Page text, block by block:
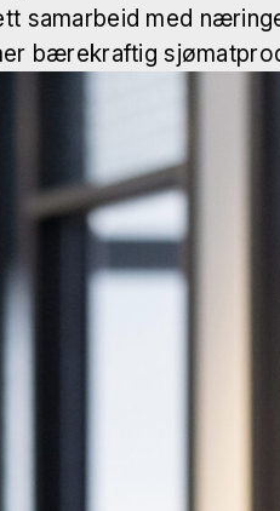
samarbeid med
bærekraftig